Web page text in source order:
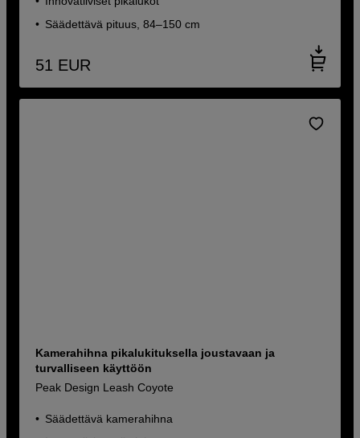
Säädettävä pituus, 84–150 cm
51 EUR
Kamerahihna pikalukituksella joustavaan ja
turvalliseen käyttöön
Peak Design Leash Coyote
Säädettävä kamerahihna